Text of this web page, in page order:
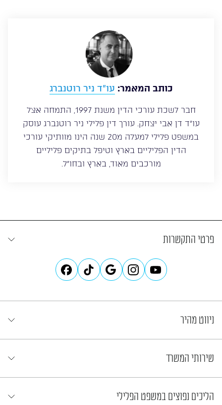
כותב המאמר: עו”ד ניר רוטנברג
חבר לשכת עורכי הדין משנת 1997, התמחה אצל
עו”ד דן אבי יצחק. עורך דין פלילי ניר רוטנברג עוסק
במשפט פלילי למעלה מ20 שנה הינו מוותיקי עורכי
הדין הפליליים בארץ וטיפל בתיקים פליליים
מורכבים מאוד, בארץ ובחו”ל.
פרטי התקשרות
ניווט מהיר
שירותי המשרד
הליכים נפוצים במשפט הפלילי